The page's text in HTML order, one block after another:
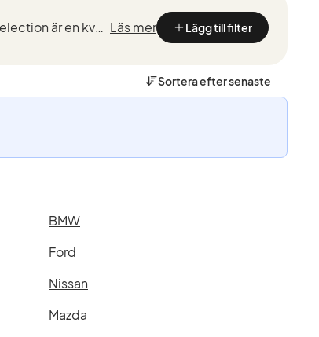
Kvalitetstestade BMW med marknadsledande garantier från de som kan BMW bäst. BMW Premium Selection är en kvalitetssäkring vid köp av en begagnad BMW, framtaget för ett smidigt, tryggt och bekymmersfri... Läs mer Lägg till filter
Sortera eftersenaste
BMW
Ford
Nissan
Mazda